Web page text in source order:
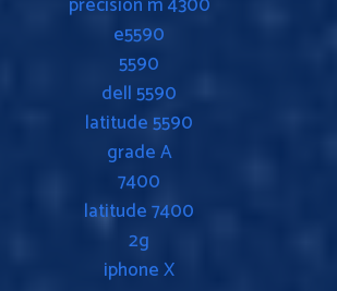
e5590
5590
dell 5590
latitude 5590
grade A
7400
latitude 7400
2g
iphone X